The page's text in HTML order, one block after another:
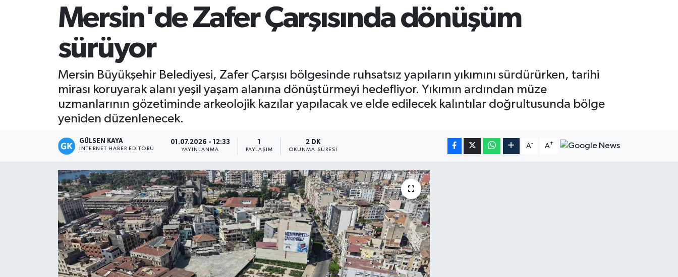
Mersin'de Zafer Çarşısında dönüşüm
sürüyor
Mersin Büyükşehir Belediyesi, Zafer Çarşısı bölgesinde ruhsatsız yapıların yıkımını sürdürürken, tarihi
mirası koruyarak alanı yeşil yaşam alanına dönüştürmeyi hedefliyor. Yıkımın ardından müze
uzmanlarının gözetiminde arkeolojik kazılar yapılacak ve elde edilecek kalıntılar doğrultusunda bölge
yeniden düzenlenecek.
GÜLSEN KAYA
İNTERNET HABER EDITÖRÜ
01.07.2026 - 12:33
YAYINLANMA PAYLAŞIM
2 DK
OKUNMA SÜRESI
A- A+
Magazin
Mersin Tarihi
Özel Haber
Politika
Resmi İlan
Sürmanşet
Teknoloji